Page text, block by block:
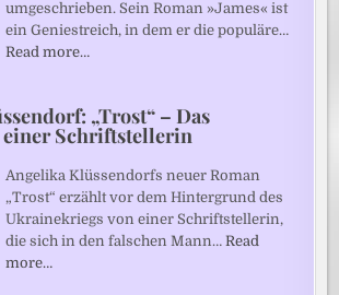
umgeschrieben. Sein Roman »James« ist
ein Geniestreich, in dem er die populäre…
Read more…
„Trost“ – Das
einer Schriftstellerin
Angelika Klüssendorfs neuer Roman
„Trost“ erzählt vor dem Hintergrund des
Ukrainekriegs von einer Schriftstellerin,
die sich in den falschen Mann…Read
more…